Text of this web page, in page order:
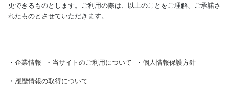
更できるものとします。ご利用の際は、以上のことをご理解、ご承諾さ
れたものとさせていただきます。
・ 企業情報 ・ 当サイトのご利用について ・ 個人情報保護方針
・ 履歴情報の取得について